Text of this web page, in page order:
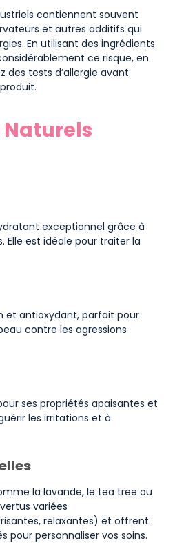
contiennent souvent
et autres additifs qui
En utilisant des ingrédients
ce risque, en
des tests d’allergie avant
exceptionnel grâce à
Elle est idéale pour traiter la
et antioxydant, parfait pour
contre les agressions
ses propriétés apaisantes et
les irritations et à
la lavande, le tea tree ou
variées
relaxantes) et offrent
pour personnaliser vos soins.